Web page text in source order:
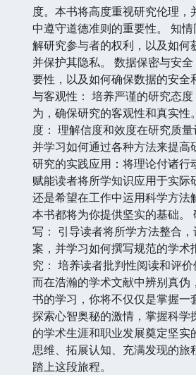
度。本书将高度重视研究伦理，
中遵守道德准则的重要性。 知
解研究参与者的权利，以及如何
并保护其隐私。 数据保密与安
要性，以及如何确保数据的安全
与客观性： 培养严谨的研究态
为，确保研究的客观性和真实性
度： 理解信度和效度在研究质量
并学习如何通过各种方法来提高
研究的实践应用：将理论付诸行
赋能读者将所学知识应用于实际
还是希望在工作中运用科学方法
本书都将为你提供坚实的基础。
写： 引导读者将所学方法整合
案，并学习如何撰写规范的学术
究： 培养读者批判性阅读和评
而在浩瀚的学术文献中辨别真伪
书的学习，你将不仅仅是掌握一
探索心智奥秘的激情，掌握科学
的学术生涯和职业发展奠定坚实
思维、拓展认知、充满发现的旅
踏上这段旅程。